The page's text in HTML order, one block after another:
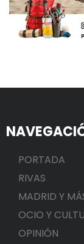
PORTADA
RIVAS
MADRID Y
OCIO Y
OPINIÓN